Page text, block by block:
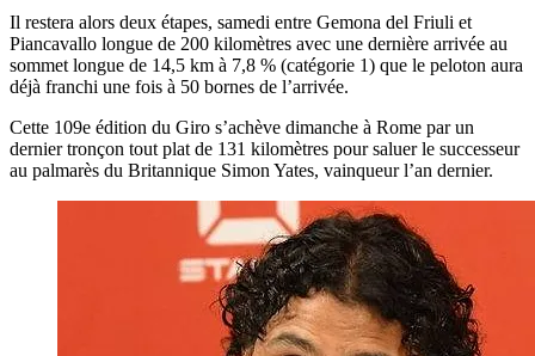
Il restera alors deux étapes, samedi entre Gemona del Friuli et
Piancavallo longue de 200 kilomètres avec une dernière arrivée au
sommet longue de 14,5 km à 7,8 % (catégorie 1) que le peloton aura
déjà franchi une fois à 50 bornes de l’arrivée.
Cette 109e édition du Giro s’achève dimanche à Rome par un
dernier tronçon tout plat de 131 kilomètres pour saluer le successeur
au palmarès du Britannique Simon Yates, vainqueur l’an dernier.